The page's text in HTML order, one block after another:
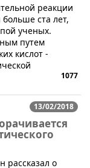
реакции
ста лет,
ученых.
путем
кислот -
1077
13/02/2018
рассказал о